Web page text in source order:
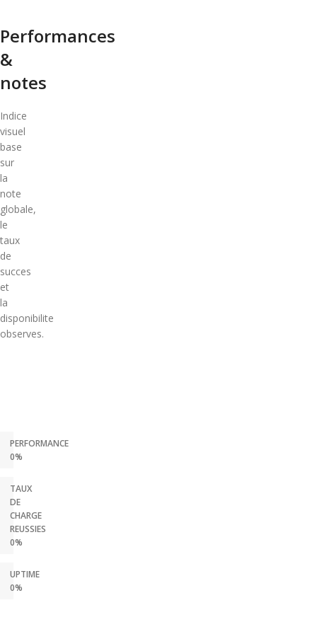
Performances
&
notes
Indice
visuel
base
sur
la
note
globale,
le
taux
de
succes
et
la
disponibilite
observes.
PERFORMANCE
0%
TAUX
DE
CHARGE
REUSSIES
0%
UPTIME
0%